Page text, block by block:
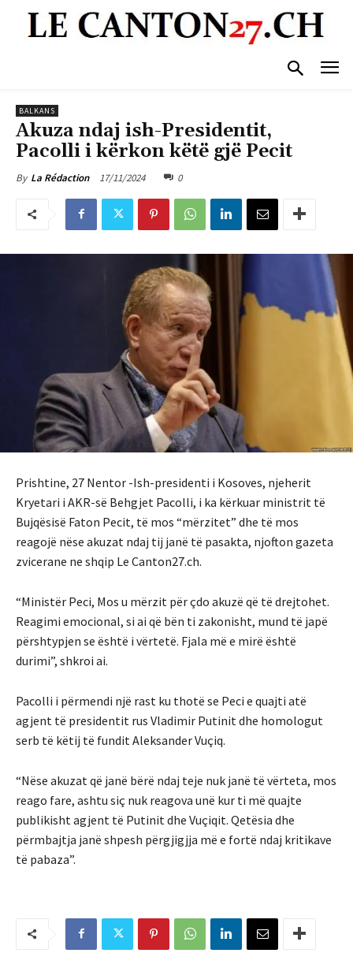
BALKANS
Akuza ndaj ish-Presidentit,
Pacolli i kërkon këtë gjë Pecit
By La Rédaction 17/11/2024 0
Prishtine, 27 Nentor -Ish-presidenti i Kosoves, njeherit
Kryetari i AKR-së Behgjet Pacolli, i ka kërkuar ministrit të
Bujqësisë Faton Pecit, të mos “mërzitet” dhe të mos
reagojë nëse akuzat ndaj tij janë të pasakta, njofton gazeta
zvicerane ne shqip Le Canton27.ch.
“Ministër Peci, Mos u mërzit për çdo akuzë që të drejtohet.
Reagimi emocional, si ai që bën ti zakonisht, mund të japë
përshtypjen se është i vërtetë. Fjala më e mirë është
durimi”, shkroi ai.
Pacolli i përmendi një rast ku thotë se Peci e quajti atë
agjent të presidentit rus Vladimir Putinit dhe homologut
serb të këtij të fundit Aleksander Vuçiq.
“Nëse akuzat që janë bërë ndaj teje nuk janë të vërteta, mos
reago fare, ashtu siç nuk reagova unë kur ti më quajte
publikisht agjent të Putinit dhe Vuçiqit. Qetësia dhe
përmbajtja janë shpesh përgjigjja më e fortë ndaj kritikave
të pabaza”.